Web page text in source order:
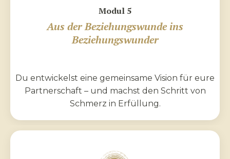
Modul 5
Aus der Beziehungswunde ins
Beziehungswunder
Du entwickelst eine gemeinsame Vision für eure
Partnerschaft – und machst den Schritt von
Schmerz in Erfüllung.